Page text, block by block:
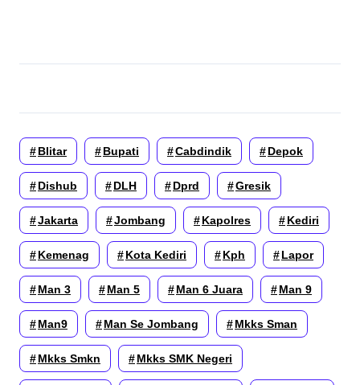
Blitar Bupati Cabdindik Depok
Dishub DLH Dprd Gresik
Jakarta Jombang Kapolres Kediri
Kemenag Kota Kediri Kph Lapor
Man 3 Man 5 Man 6 Juara Man 9
Man9 Man Se Jombang Mkks Sman
Mkks Smkn Mkks SMK Negeri